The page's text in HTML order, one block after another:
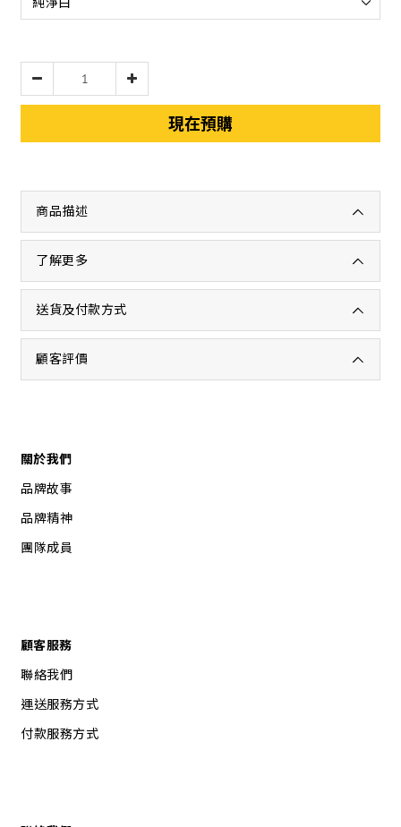
現在預購
商品描述
了解更多
送貨及付款方式
顧客評價
關於我們
品牌故事
品牌精神
團隊成員
顧客服務
聯絡我們
運送服務方式
付款服務方式